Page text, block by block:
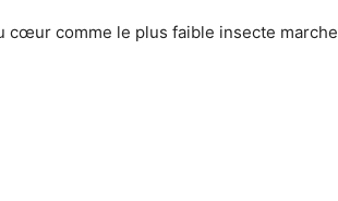
cœur comme le plus faible insecte marche